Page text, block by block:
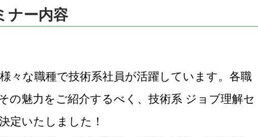
ナー内容
々な職種で技術系社員が活躍しています。各職
の魅力をご紹介するべく、技術系 ジョブ理解セ
定いたしました！